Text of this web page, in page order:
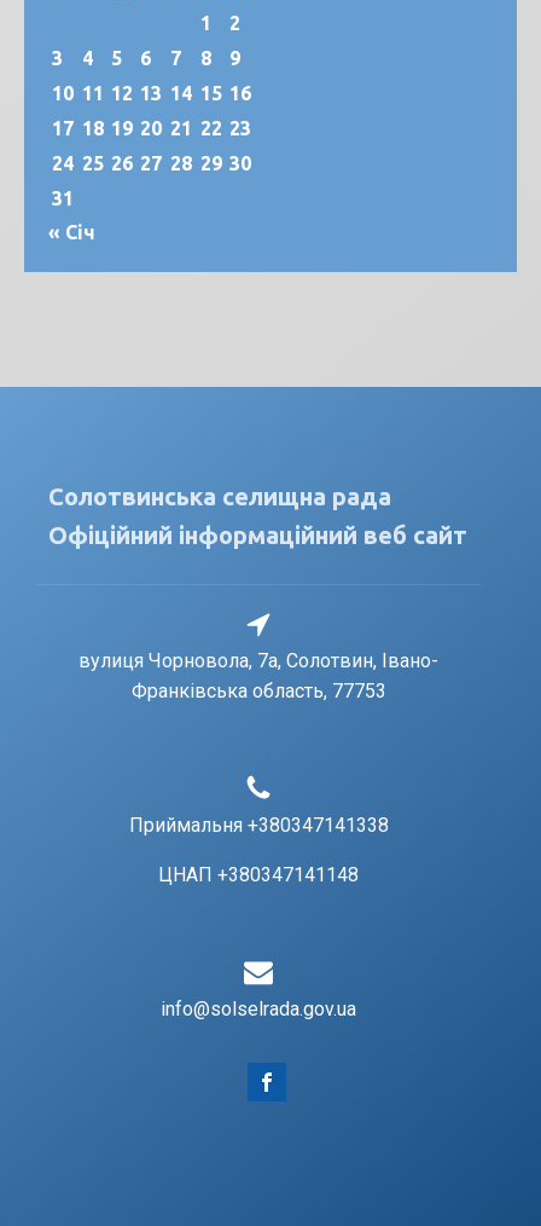
1
2
3
4 5 6 7 8
9
10 11 12 13 14 15 16
17 18 19 20 21 22 23
24 25 26 27 28 29 30
31
« Січ
Солотвинська селищна рада
Офіційний інформаційний веб сайт
вулиця Чорновола, 7a, Солотвин, Івано-
Франківська область, 77753
Приймальня +380347141338
ЦНАП +380347141148
info@solselrada.gov.ua